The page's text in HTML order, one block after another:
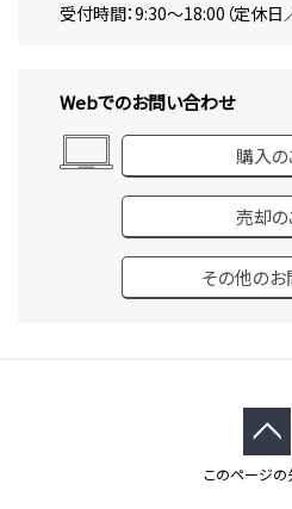
受付時間：9:30～18:00（定休日
Webでのお問い合わせ
購入
売却
その他の
このページ